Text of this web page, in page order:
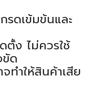
รดเข้มข้นและ
ตั้ง ไม่ควรใช้
ขัด
ทำให้สินค้าเสีย